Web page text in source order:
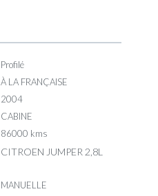
Profilé
À LA FRANÇAISE
2004
CABINE
86000 kms
CITROEN JUMPER 2,8L
MANUELLE